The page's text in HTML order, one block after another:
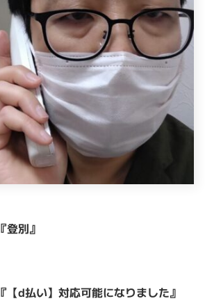
『登別』
『【d払い】対応可能になりました』